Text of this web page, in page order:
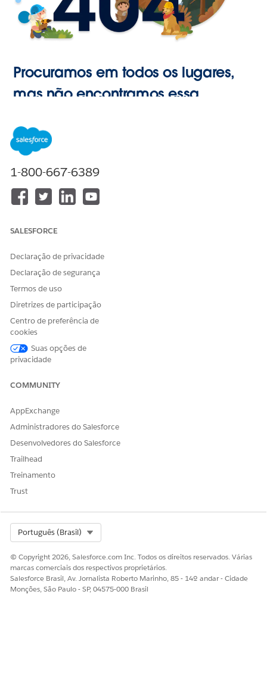
Procuramos em todos os lugares,
mas não encontramos essa
1-800-667-6389
SALESFORCE
Declaração de privacidade
Declaração de segurança
Termos de uso
Diretrizes de participação
Centro de preferência de
cookies
Suas opções de
privacidade
COMMUNITY
AppExchange
Administradores do Salesforce
Desenvolvedores do Salesforce
Trailhead
Treinamento
Trust
Português (Brasil)
© Copyright 2026, Salesforce.com Inc. Todos os direitos reservados. Várias
marcas comerciais dos respectivos proprietários.
Salesforce Brasil, Av. Jornalista Roberto Marinho, 85 - 14º andar - Cidade
Monções, São Paulo - SP, 04575-000 Brasil